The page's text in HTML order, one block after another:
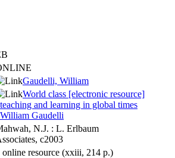
Gaudelli, William
World class [electronic resource]
and learning in global times
Gaudelli
N.J. : L. Erlbaum
c2003
online resource (xxiii, 214 p.)